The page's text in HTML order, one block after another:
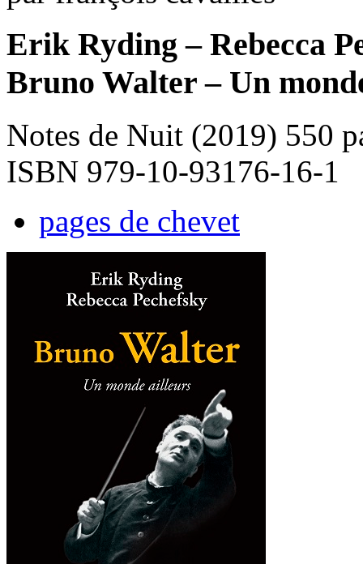
Erik Ryding – Rebecca
Bruno Walter – Un
Notes de Nuit (2019) 550
ISBN 979-10-93176-16-1
pages de chevet